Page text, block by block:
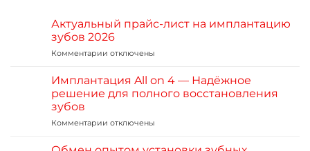
Актуальный прайс-лист на имплантацию
зубов 2026
Комментарии к
Актуальный
прайс-
лист
имплантацию
2026
отключены
Имплантация All on 4 — Надёжное
решение для полного восстановления
зубов
Комментарии к
Имплантация
отключены